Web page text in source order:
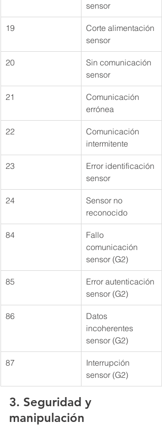
sensor
19
Corte alimentación
sensor
20
Sin comunicación
sensor
21
Comunicación
errónea
22
Comunicación
intermitente
23
Error identificación
sensor
24
Sensor no
reconocido
84
Fallo
comunicación
sensor (G2)
85
Error autenticación
sensor (G2)
86
Datos
incoherentes
sensor (G2)
87
Interrupción
sensor (G2)
3. Seguridad y
manipulación